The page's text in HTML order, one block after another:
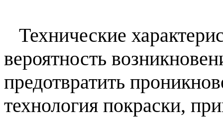
Технические
вероятность
предотвратить
технология покраски,